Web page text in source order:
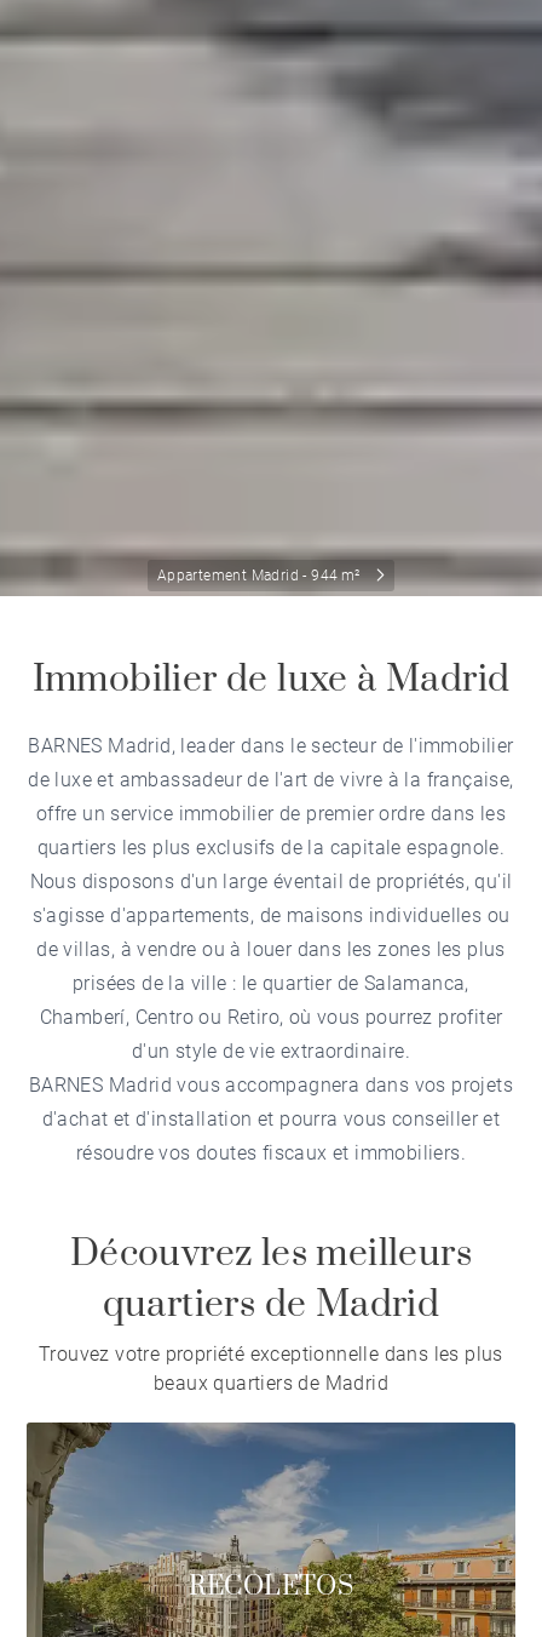
Appartement Madrid - 944 m²
Immobilier de luxe à Madrid
BARNES Madrid, leader dans le secteur de l'immobilier
de luxe et ambassadeur de l'art de vivre à la française,
offre un service immobilier de premier ordre dans les
quartiers les plus exclusifs de la capitale espagnole.
Nous disposons d'un large éventail de propriétés, qu'il
s'agisse d'appartements, de maisons individuelles ou
de villas, à vendre ou à louer dans les zones les plus
prisées de la ville : le quartier de Salamanca,
Chamberí, Centro ou Retiro, où vous pourrez profiter
d'un style de vie extraordinaire.
BARNES Madrid vous accompagnera dans vos projets
d'achat et d'installation et pourra vous conseiller et
résoudre vos doutes fiscaux et immobiliers.
Découvrez les meilleurs
quartiers de Madrid
Trouvez votre propriété exceptionnelle dans les plus
beaux quartiers de Madrid
RECOLETOS